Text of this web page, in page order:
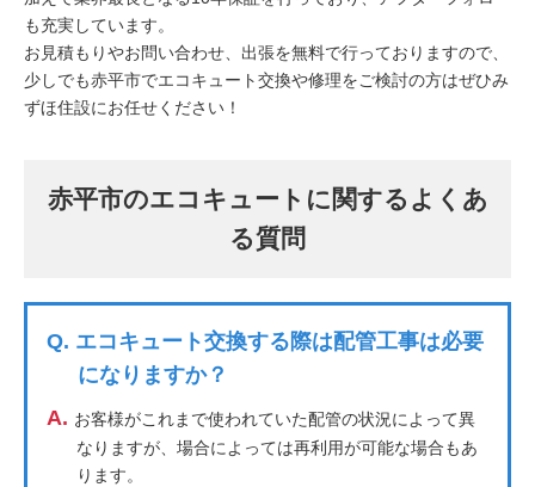
も充実しています。
お見積もりやお問い合わせ、出張を無料で行っておりますので、
少しでも赤平市でエコキュート交換や修理をご検討の方はぜひみ
ずほ住設にお任せください！
赤平市のエコキュートに関するよくあ
る質問
Q. エコキュート交換する際は配管工事は必要
になりますか？
A. お客様がこれまで使われていた配管の状況によって異
なりますが、場合によっては再利用が可能な場合もあ
ります。